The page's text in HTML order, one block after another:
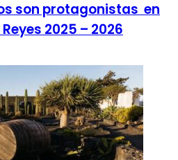
son protagonistas en
2025 – 2026